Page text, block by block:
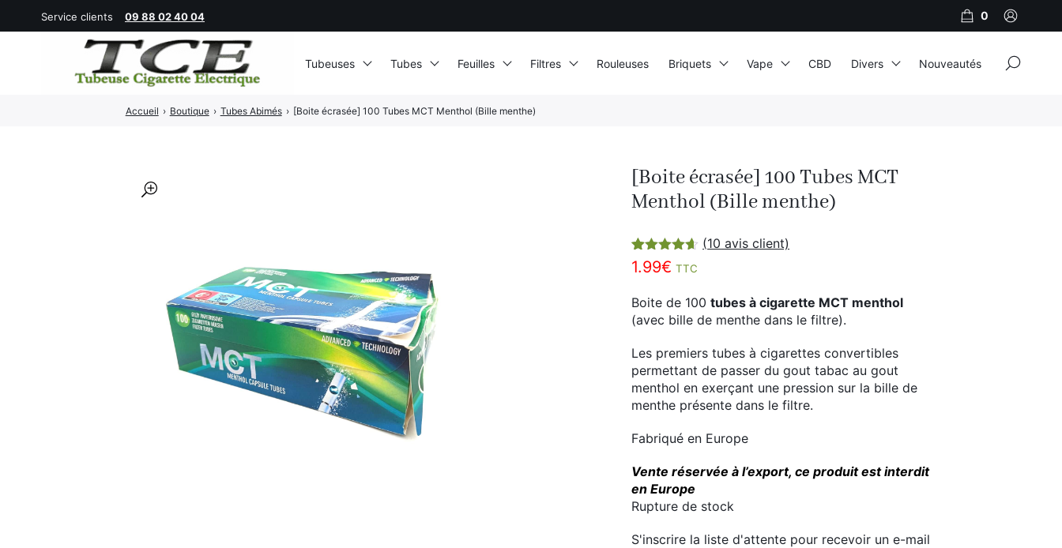
🔍
[Boite écrasée] 100 Tubes MCT
Menthol (Bille menthe)
Noté4.60
sur 5
10
notations
client
(10 avis client)
1.99€ TTC
Boite de 100 tubes à cigarette MCT menthol
(avec bille de menthe dans le filtre).
Les premiers tubes à cigarettes convertibles
permettant de passer du gout tabac au gout
menthol en exerçant une pression sur la bille de
menthe présente dans le filtre.
Fabriqué en Europe
Vente réservée à l’export, ce produit est interdit
en Europe
Rupture de stock
S'inscrire la liste d'attente pour recevoir un e-mail
Accueil › Boutique › Tubes Abimés › [Boite écrasée] 100 Tubes MCT Menthol (Bille menthe)
Service clients 09 88 02 40 04 0
Tubeuses Tubes Feuilles Filtres Rouleuses Briquets Vape
Al Fakher
Cristal Puff
10ml
100ml
Booster E-Liquide
CBD Divers
Salé
Nouveautés
: